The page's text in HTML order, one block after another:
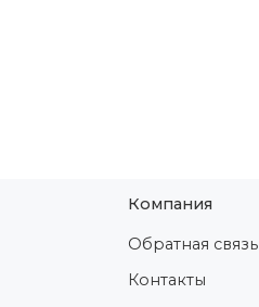
Компания
Обратная связь
Контакты